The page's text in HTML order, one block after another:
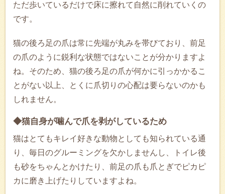
ただ歩いているだけで床に擦れて自然に削れていくの
です。
猫の後ろ足の爪は常に先端が丸みを帯びており、前足
の爪のように鋭利な状態ではないことが分かりますよ
ね。そのため、猫の後ろ足の爪が何かに引っかかるこ
とがない以上、とくに爪切りの心配は要らないのかも
しれません。
◆猫自身が噛んで爪を剥がしているため
猫はとてもキレイ好きな動物としても知られている通
り、毎日のグルーミングを欠かしませんし、トイレ後
も砂をちゃんとかけたり、前足の爪も爪とぎでピカピ
カに磨き上げたりしていますよね。